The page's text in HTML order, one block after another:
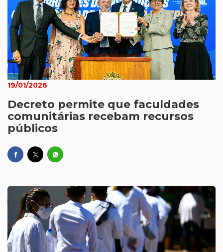
19/01/2026
Decreto permite que faculdades
comunitárias recebam recursos
públicos